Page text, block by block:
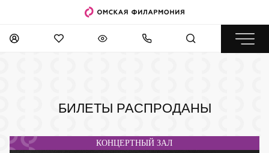
БИЛЕТЫ РАСПРОДАНЫ
КОНЦЕРТНЫЙ ЗАЛ